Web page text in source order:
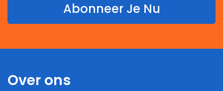
Abonneer Je Nu
Over ons